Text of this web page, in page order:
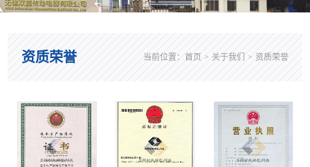
资质荣誉 当前位置： 首页 > 关于我们 > 资质荣誉